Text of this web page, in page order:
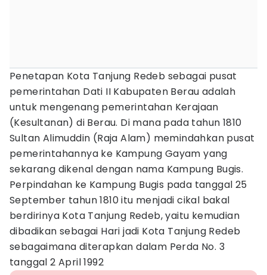
Penetapan Kota Tanjung Redeb sebagai pusat
pemerintahan Dati II Kabupaten Berau adalah
untuk mengenang pemerintahan Kerajaan
(Kesultanan) di Berau. Di mana pada tahun 1810
Sultan Alimuddin (Raja Alam) memindahkan pusat
pemerintahannya ke Kampung Gayam yang
sekarang dikenal dengan nama Kampung Bugis.
Perpindahan ke Kampung Bugis pada tanggal 25
September tahun 1810 itu menjadi cikal bakal
berdirinya Kota Tanjung Redeb, yaitu kemudian
dibadikan sebagai Hari jadi Kota Tanjung Redeb
sebagaimana diterapkan dalam Perda No. 3
tanggal 2 April 1992